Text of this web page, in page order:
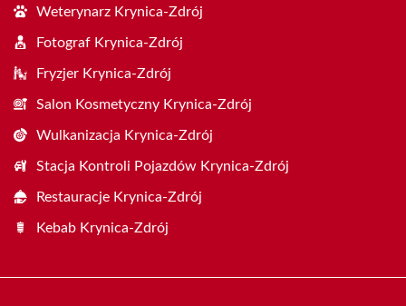
Weterynarz Krynica-Zdrój
Fotograf Krynica-Zdrój
Fryzjer Krynica-Zdrój
Salon Kosmetyczny Krynica-Zdrój
Wulkanizacja Krynica-Zdrój
Stacja Kontroli Pojazdów Krynica-Zdrój
Restauracje Krynica-Zdrój
Kebab Krynica-Zdrój